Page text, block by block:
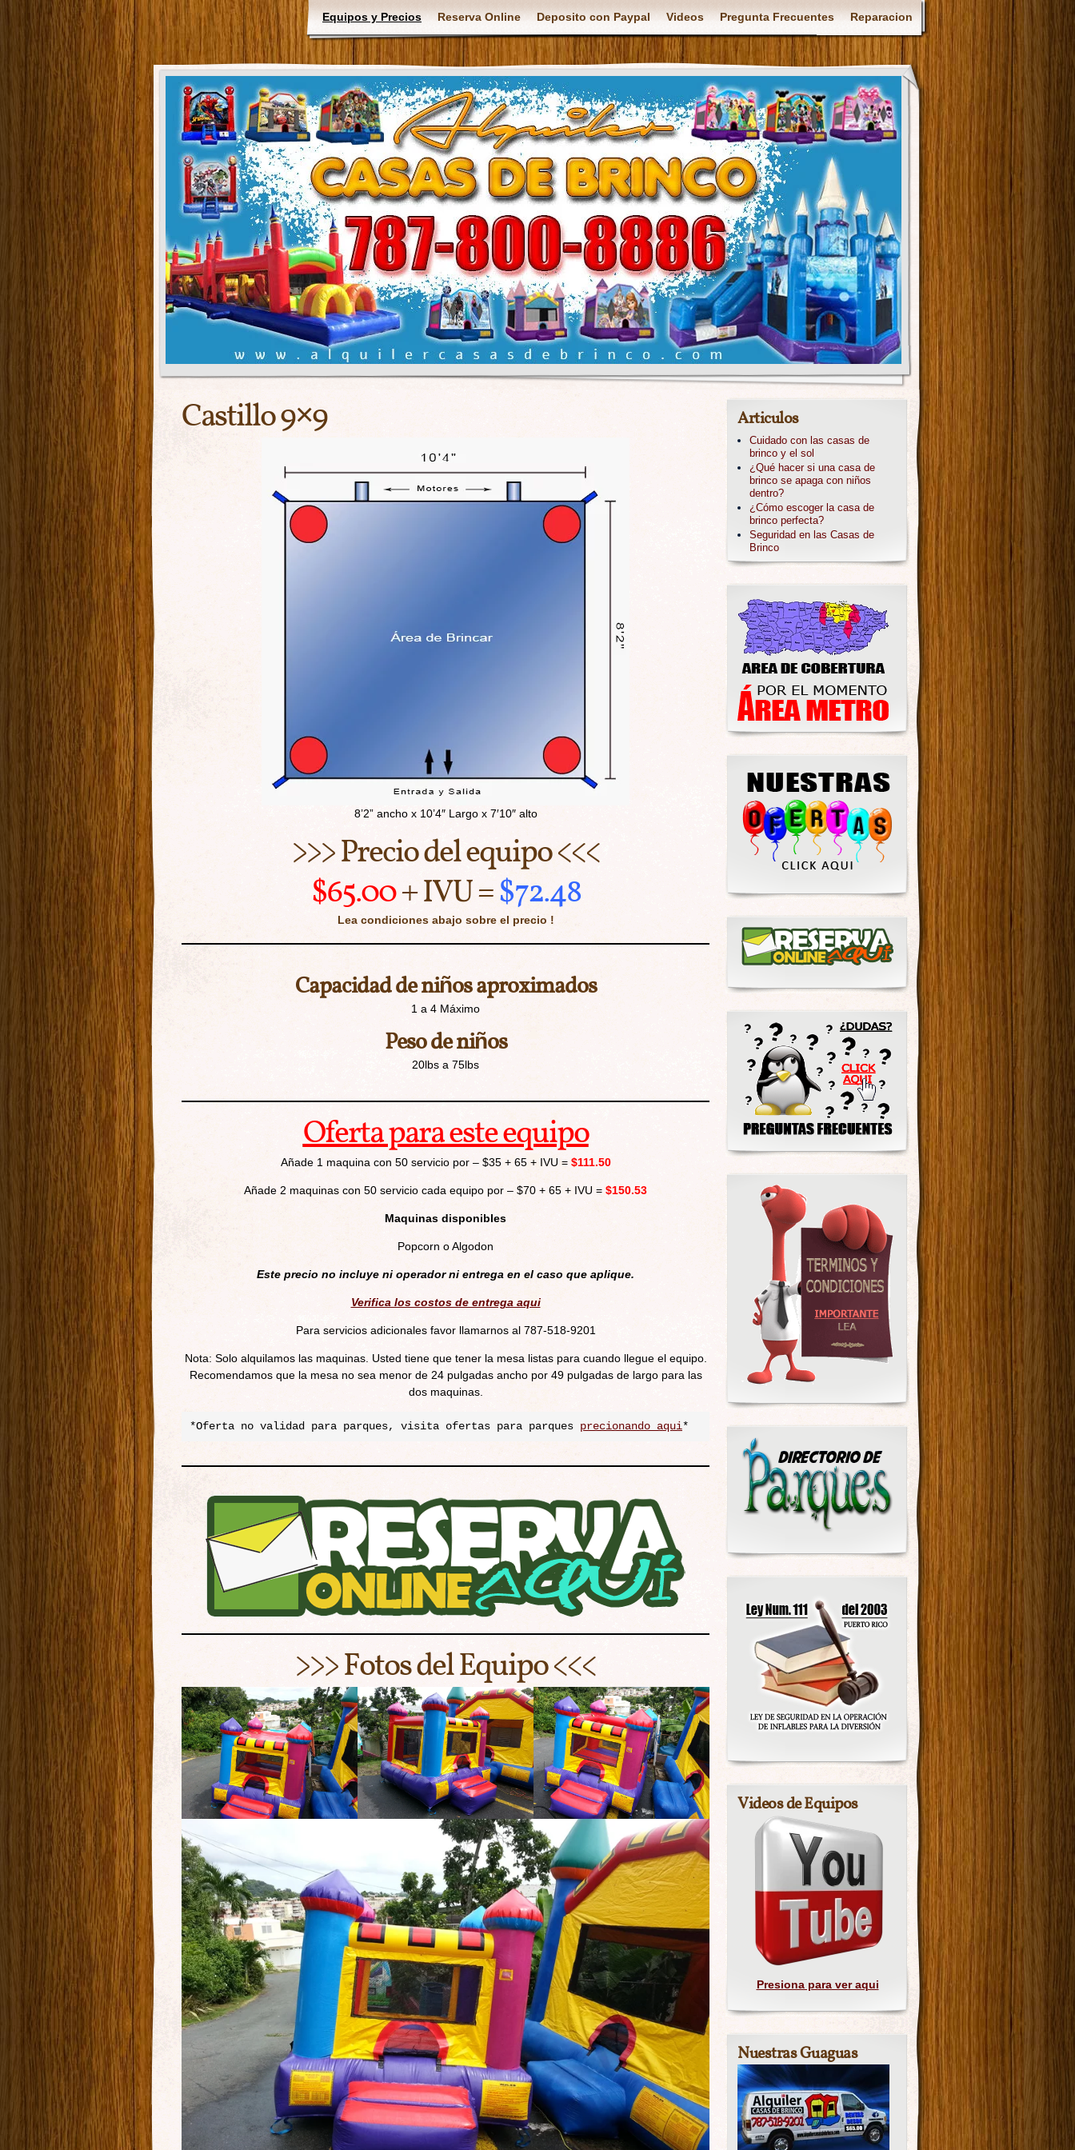
Equipos y Precios Reserva Online Deposito con Paypal Videos Pregunta Frecuentes Reparacion
Castillo 9×9
8’2” ancho x 10’4″ Largo x 7′10″ alto
>>> Precio del equipo <<<
$65.00+ IVU =$72.48
Lea condiciones abajo sobre el precio !
Capacidad de niños aproximados
1 a 4 Máximo
Peso de niños
20lbs a 75lbs
Oferta para este equipo
Añade 1 maquina con 50 servicio por – $35 + 65 + IVU = $111.50
Añade 2 maquinas con 50 servicio cada equipo por – $70 + 65 + IVU = $150.53
Maquinas disponibles
Popcorn o Algodon
Este precio no incluye ni operador ni entrega en el caso que aplique.
Verifica los costos de entrega aqui
Para servicios adicionales favor llamarnos al 787-518-9201
Nota: Solo alquilamos las maquinas. Usted tiene que tener la mesa listas para cuando llegue el equipo.
Recomendamos que la mesa no sea menor de 24 pulgadas ancho por 49 pulgadas de largo para las
dos maquinas.
*Oferta no validad para parques, visita ofertas para parques precionando aqui*
>>> Fotos del Equipo <<<
Articulos
Cuidado con las casas de
brinco y el sol
¿Qué hacer si una casa de
brinco se apaga con niños
dentro?
¿Cómo escoger la casa de
brinco perfecta?
Seguridad en las Casas de
Brinco
Videos de Equipos
Presiona para ver aqui
Nuestras Guaguas